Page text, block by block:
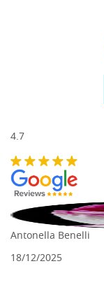
4.7
Antonella Benelli
18/12/2025